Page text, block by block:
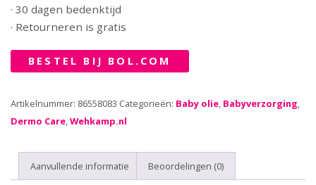
· 30 dagen bedenktijd
· Retourneren is gratis
BESTEL BIJ BOL.COM
Artikelnummer: 86558083 Categorieën: Baby olie, Babyverzorging,
Dermo Care,Wehkamp.nl
Aanvullende informatie Beoordelingen (0)